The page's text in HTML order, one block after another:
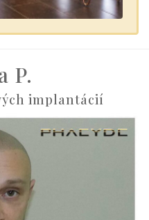
P.
implantácií